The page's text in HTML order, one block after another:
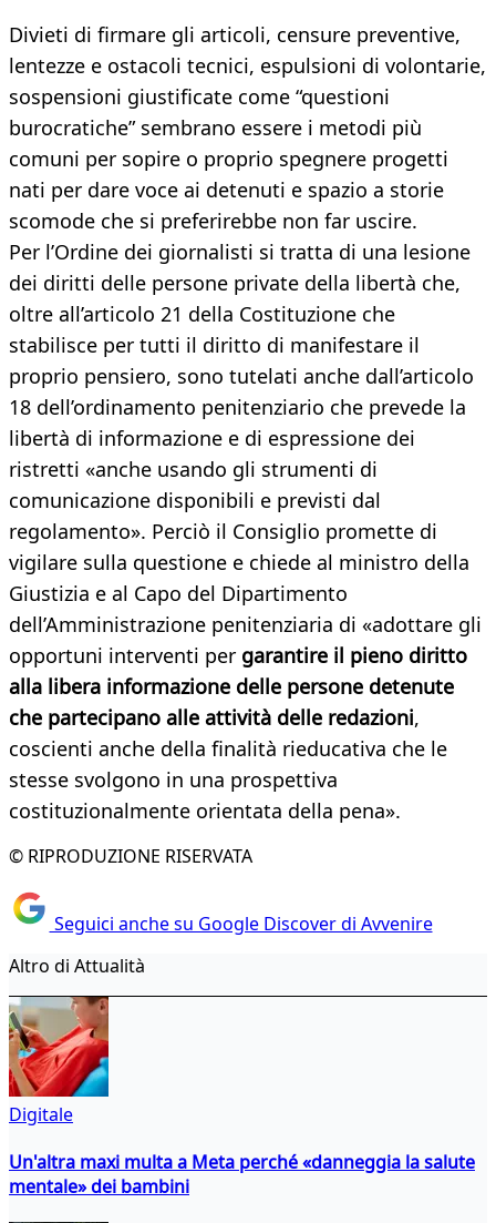
Divieti di firmare gli articoli, censure preventive,
lentezze e ostacoli tecnici, espulsioni di volontarie,
sospensioni giustificate come “questioni
burocratiche” sembrano essere i metodi più
comuni per sopire o proprio spegnere progetti
nati per dare voce ai detenuti e spazio a storie
scomode che si preferirebbe non far uscire.
Per l’Ordine dei giornalisti si tratta di una lesione
dei diritti delle persone private della libertà che,
oltre all’articolo 21 della Costituzione che
stabilisce per tutti il diritto di manifestare il
proprio pensiero, sono tutelati anche dall’articolo
18 dell’ordinamento penitenziario che prevede la
libertà di informazione e di espressione dei
ristretti «anche usando gli strumenti di
comunicazione disponibili e previsti dal
regolamento». Perciò il Consiglio promette di
vigilare sulla questione e chiede al ministro della
Giustizia e al Capo del Dipartimento
dell’Amministrazione penitenziaria di «adottare gli
opportuni interventi per garantire il pieno diritto
alla libera informazione delle persone detenute
che partecipano alle attività delle redazioni,
coscienti anche della finalità rieducativa che le
stesse svolgono in una prospettiva
costituzionalmente orientata della pena».
© RIPRODUZIONE RISERVATA
Seguici anche su Google Discover di Avvenire
Altro di Attualità
Digitale
Un'altra maxi multa a Meta perché «danneggia la salute
mentale» dei bambini